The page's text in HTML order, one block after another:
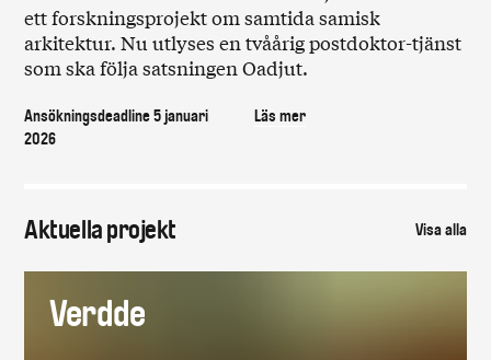
ett forskningsprojekt om samtida samisk
arkitektur. Nu utlyses en tvåårig postdoktor-tjänst
som ska följa satsningen Oadjut.
Ansökningsdeadline 5 januari
2026
Läs mer
Aktuella projekt Visa alla
Verdde